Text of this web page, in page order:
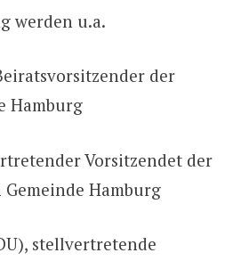
werden u.a.
der
Hamburg
Vorsitzendet der
Hamburg
stellvertretende